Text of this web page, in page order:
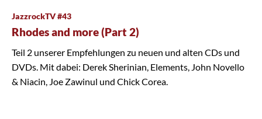
JazzrockTV #43
Rhodes and more (Part 2)
Teil 2 unserer Empfehlungen zu neuen und alten CDs und
DVDs. Mit dabei: Derek Sherinian, Elements, John Novello
& Niacin, Joe Zawinul und Chick Corea.